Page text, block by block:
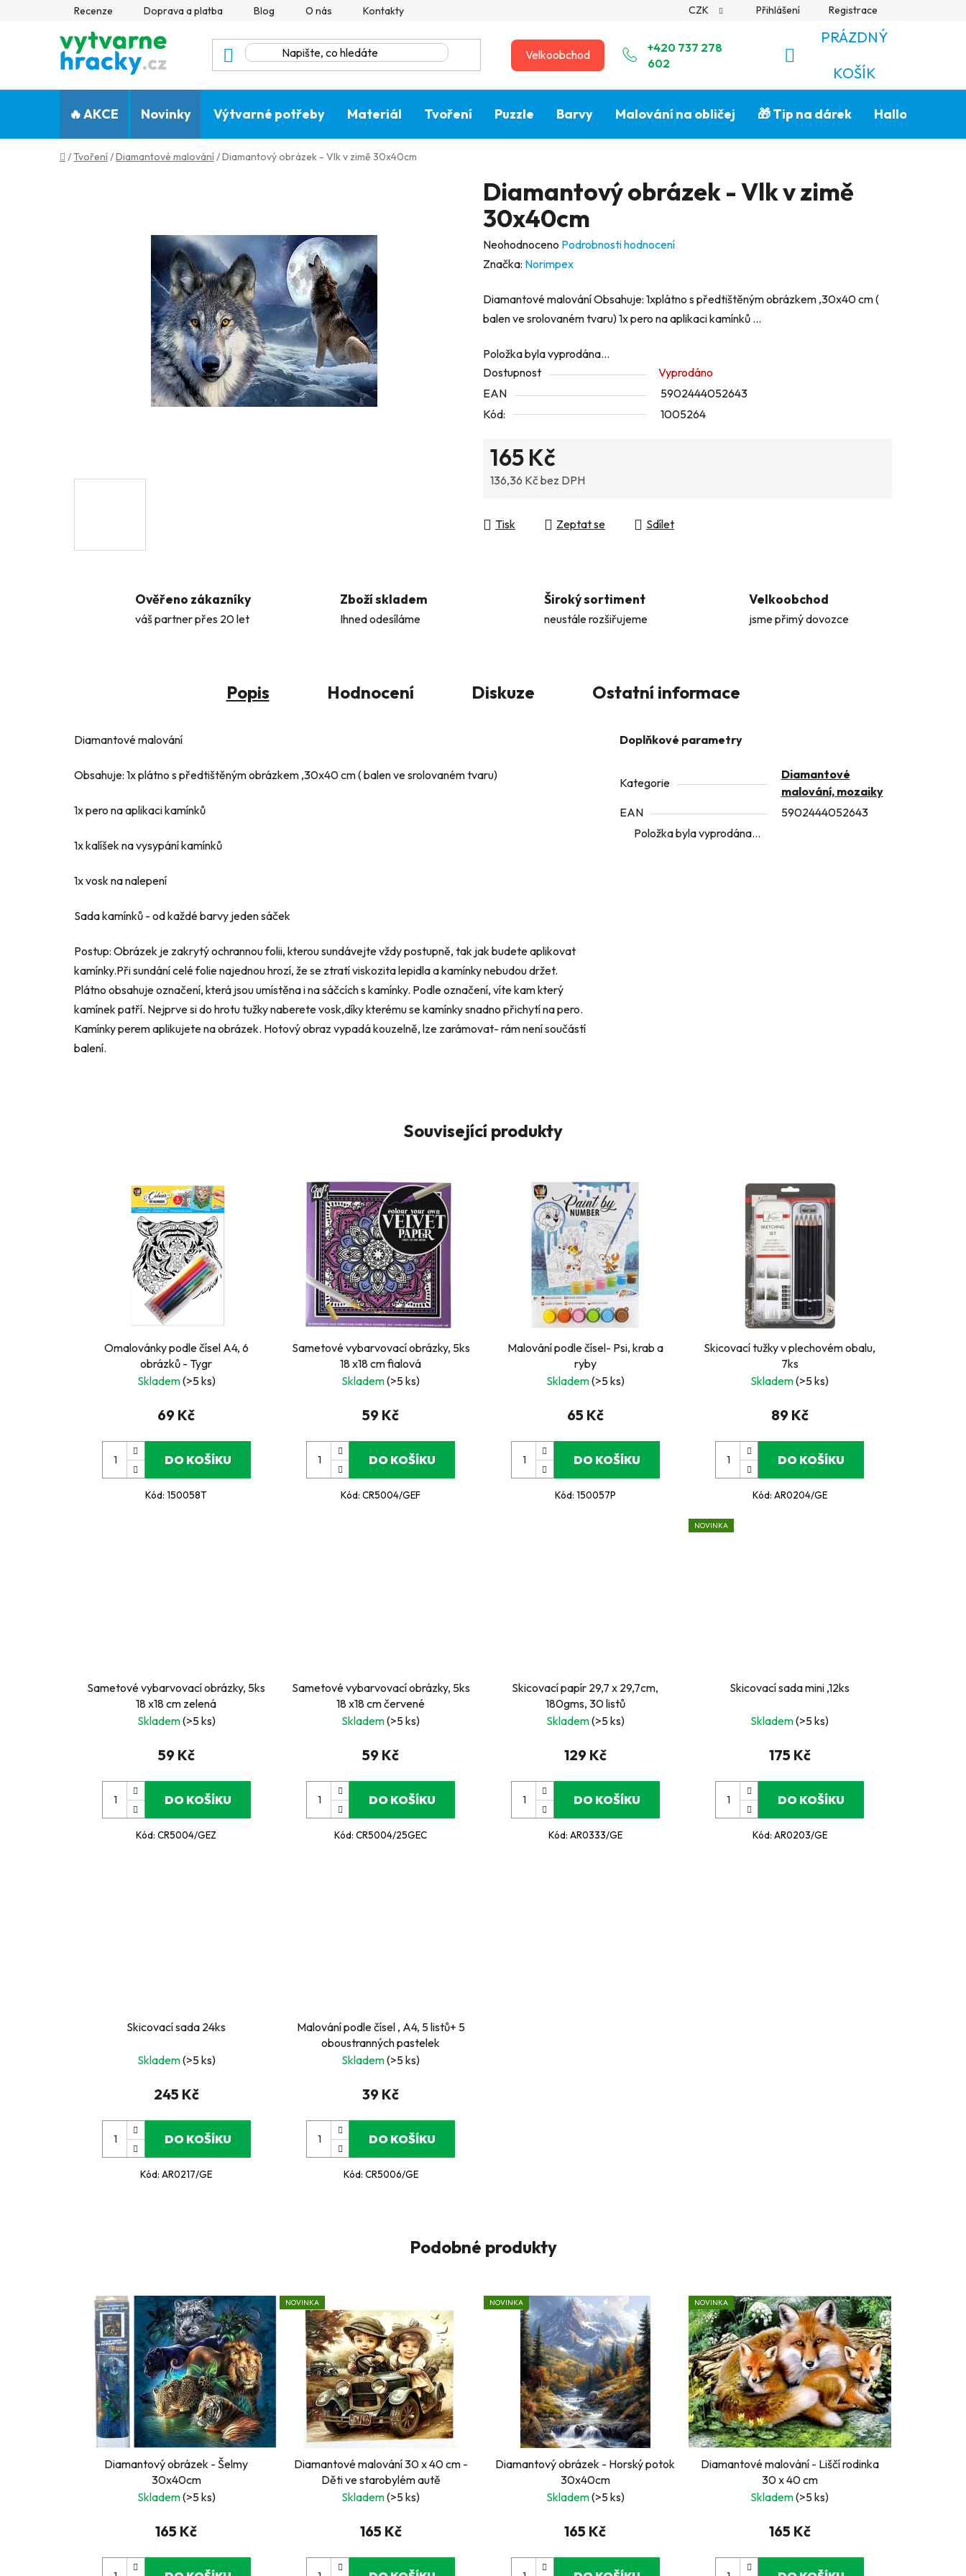
Recenze Doprava a platba Blog O nás Kontakty CZK Přihlášení Registrace
Velkoobchod
+420 737 278
602
NÁKUPNÍ
KOŠÍK
PRÁZDNÝ
KOŠÍK
🔥 AKCE Novinky Výtvarné potřeby Materiál Tvoření Puzzle Barvy Malování na obličej 🎁 Tip na dárek Halloween🎃
Domů
/Tvoření/Diamantové malování/Diamantový obrázek - Vlk v zimě 30x40cm
Diamantový obrázek - Vlk v zimě
30x40cm
Průměrné
hodnocení
je
0,0
5
hvězdiček.
Neohodnoceno Podrobnosti hodnocení
Značka: Norimpex
Diamantové malování Obsahuje: 1xplátno s předtištěným obrázkem ,30x40 cm (
balen ve srolovaném tvaru) 1x pero na aplikaci kamínků ...
Položka byla vyprodána…
Dostupnost
Vyprodáno
EAN
5902444052643
Kód:
1005264
165 Kč
136,36 Kč bez DPH
Tisk
Zeptat se Sdílet
Ověřeno zákazníky
váš partner přes 20 let
Zboží skladem
Ihned odesíláme
Široký sortiment
neustále rozšiřujeme
Velkoobchod
jsme přimý dovozce
Popis Hodnocení Diskuze Ostatní informace
Diamantové malování
Obsahuje: 1x plátno s předtištěným obrázkem ,30x40 cm ( balen ve srolovaném tvaru)
1x pero na aplikaci kamínků
1x kalíšek na vysypání kamínků
1x vosk na nalepení
Sada kamínků - od každé barvy jeden sáček
Postup: Obrázek je zakrytý ochrannou folii, kterou sundávejte vždy postupně, tak jak budete aplikovat
kamínky.Při sundání celé folie najednou hrozí, že se ztratí viskozita lepidla a kamínky nebudou držet.
Plátno obsahuje označení, která jsou umístěna i na sáčcích s kamínky. Podle označení, víte kam který
kamínek patří. Nejprve si do hrotu tužky naberete vosk,díky kterému se kamínky snadno přichytí na pero.
Kamínky perem aplikujete na obrázek. Hotový obraz vypadá kouzelně, lze zarámovat- rám není součástí
balení.
Doplňkové parametry
Kategorie
Diamantové
malování, mozaiky
EAN
5902444052643
Položka byla vyprodána…
Související produkty
Omalovánky podle čísel A4, 6
obrázků - Tygr
Skladem(>5 ks)
69 Kč
DO KOŠÍKU
Kód:150058T
Sametové vybarvovací obrázky, 5ks
18 x18 cm fialová
Skladem(>5 ks)
59 Kč
DO KOŠÍKU
Kód:CR5004/GEF
Malování podle čísel- Psi, krab a
ryby
Skladem(>5 ks)
65 Kč
DO KOŠÍKU
Kód: 150057P
Skicovací tužky v plechovém obalu,
7ks
Skladem(>5 ks)
89 Kč
DO KOŠÍKU
Kód: AR0204/GE
Sametové vybarvovací obrázky, 5ks
18 x18 cm zelená
Skladem(>5 ks)
59 Kč
DO KOŠÍKU
Kód:CR5004/GEZ
Sametové vybarvovací obrázky, 5ks
18 x18 cm červené
Skladem(>5 ks)
59 Kč
DO KOŠÍKU
Kód:CR5004/25GEC
Skicovací papír 29,7 x 29,7cm,
180gms, 30 listů
Skladem(>5 ks)
129 Kč
DO KOŠÍKU
Kód: AR0333/GE
NOVINKA
Skicovací sada mini ,12ks
Skladem(>5 ks)
175 Kč
DO KOŠÍKU
Kód: AR0203/GE
Skicovací sada 24ks
Skladem(>5 ks)
245 Kč
DO KOŠÍKU
Kód:AR0217/GE
Malování podle čísel , A4, 5 listů+ 5
oboustranných pastelek
Skladem(>5 ks)
39 Kč
DO KOŠÍKU
Kód: CR5006/GE
Podobné produkty
Diamantový obrázek - Šelmy
30x40cm
Skladem(>5 ks)
165 Kč
NOVINKA
Diamantové malování 30 x 40 cm -
Děti ve starobylém autě
Skladem(>5 ks)
165 Kč
NOVINKA
Diamantový obrázek - Horský potok
30x40cm
Skladem(>5 ks)
165 Kč
NOVINKA
Diamantové malování - Liščí rodinka
30 x 40 cm
Skladem(>5 ks)
165 Kč